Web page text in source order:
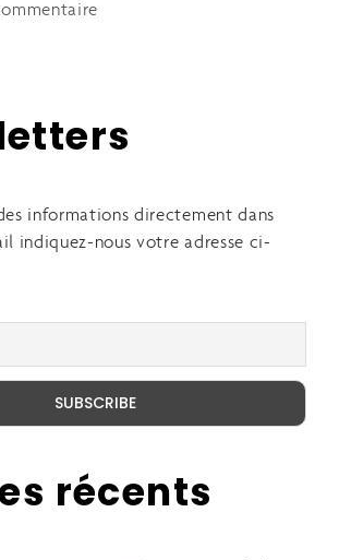
informations directement dans
indiquez-nous votre adresse ci-
récents